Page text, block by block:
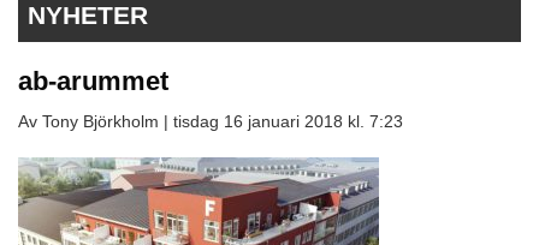
NYHETER
ab-arummet
Av Tony Björkholm | tisdag 16 januari 2018 kl. 7:23